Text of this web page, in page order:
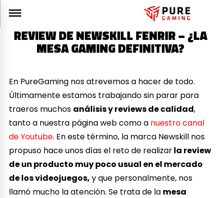
REVIEW DE NEWSKILL FENRIR – ¿LA
MESA GAMING DEFINITIVA?
En PureGaming nos atrevemos a hacer de todo.
Últimamente estamos trabajando sin parar para
traeros muchos análisis y reviews de calidad,
tanto a nuestra página web como a nuestro canal
de Youtube. En este término, la marca Newskill nos
propuso hace unos días el reto de realizarla review
de un producto muy poco usual en el mercado
de los videojuegos, y que personalmente, nos
llamó mucho la atención. Se trata de la mesa